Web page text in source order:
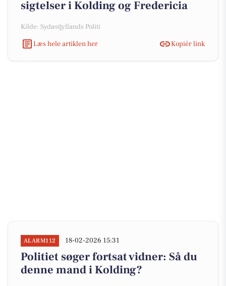
sigtelser i Kolding og Fredericia
Kilde: Sydøstjyllands Politi
Læs hele artiklen her
Kopiér link
ALARM112 18-02-2026 15:31
Politiet søger fortsat vidner: Så du
denne mand i Kolding?